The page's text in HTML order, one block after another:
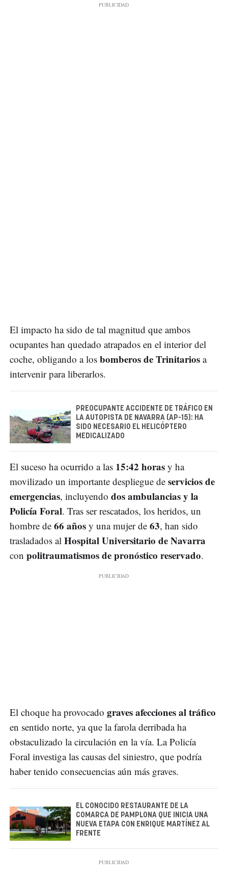
El impacto ha sido de tal magnitud que ambos
ocupantes han quedado atrapados en el interior del
coche, obligando a los bomberos de Trinitarios a
intervenir para liberarlos.
PREOCUPANTE ACCIDENTE DE TRÁFICO EN
LA AUTOPISTA DE NAVARRA (AP-15): HA
SIDO NECESARIO EL HELICÓPTERO
MEDICALIZADO
El suceso ha ocurrido a las 15:42 horas y ha
movilizado un importante despliegue de servicios de
emergencias, incluyendo dos ambulancias y la
Policía Foral. Tras ser rescatados, los heridos, un
hombre de 66 años y una mujer de 63, han sido
trasladados al Hospital Universitario de Navarra
con politraumatismos de pronóstico reservado.
El choque ha provocado graves afecciones al tráfico
en sentido norte, ya que la farola derribada ha
obstaculizado la circulación en la vía. La Policía
Foral investiga las causas del siniestro, que podría
haber tenido consecuencias aún más graves.
EL CONOCIDO RESTAURANTE DE LA
COMARCA DE PAMPLONA QUE INICIA UNA
NUEVA ETAPA CON ENRIQUE MARTÍNEZ AL
FRENTE